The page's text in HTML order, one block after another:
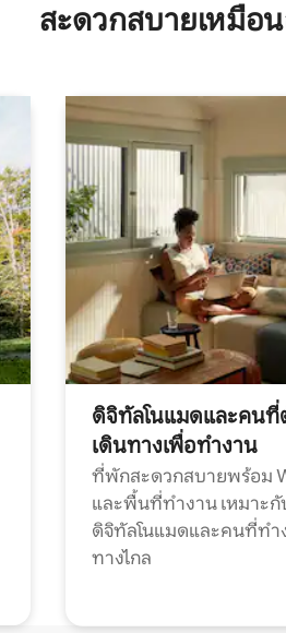
สะดวกสบายเหมือ
ดิจิทัลโนแมดและคนที่
เดินทางเพื่อทำงาน
ที่พักสะดวกสบายพร้อม
และพื้นที่ทำงาน เหมาะกั
ดิจิทัลโนแมดและคนที่ทำ
ทางไกล